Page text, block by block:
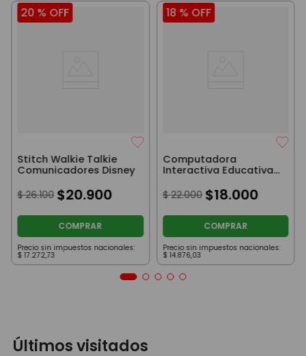
20 % OFF
Stitch Walkie Talkie
Comunicadores Disney
$ 26.100 $20.900
COMPRAR
Precio sin impuestos nacionales:
$ 17.272,73
18 % OFF
Computadora
Interactiva Educativa
Led Letras Y Números
Rosa
$ 22.000 $18.000
COMPRAR
Precio sin impuestos nacionales:
$ 14.876,03
Últimos visitados